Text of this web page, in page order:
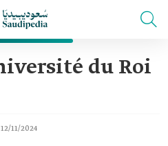
du Roi
12/11/2024